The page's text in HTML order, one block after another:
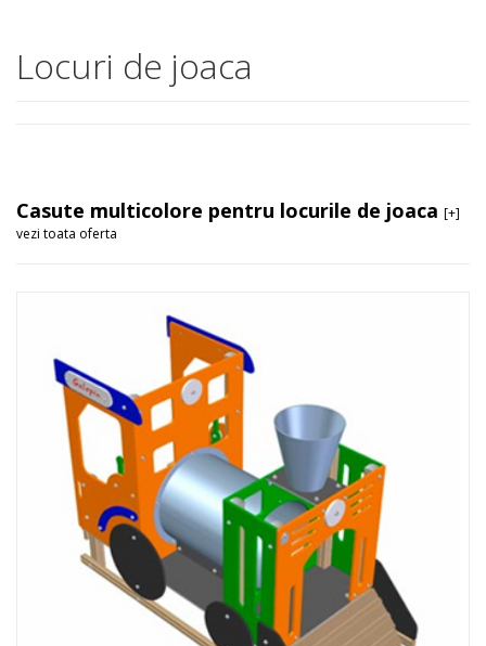
Locuri de joaca
Casute multicolore pentru locurile de joaca [+]
vezi toata oferta